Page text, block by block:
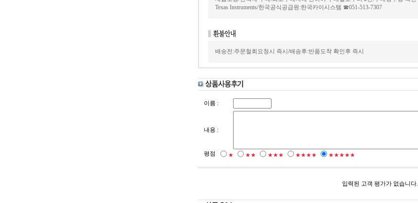
Texas Instruments/한국공식공급원:한국카이시스템 ☎051-513-7307
배송전:주문철회요청시 즉시/배송후:반품도착 확인후 즉시
이름 :
내용 :
평점 ★ ★★ ★★★ ★★★★ ★★★★★
입력된 고객 평가가 없습니다.